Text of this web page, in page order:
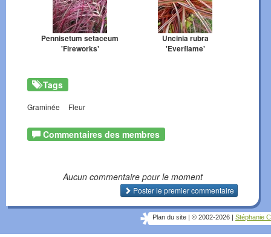
Pennisetum setaceum
'Fireworks'
Uncinia rubra
'Everflame'
Tags
Graminée Fleur
Commentaires des membres
Aucun commentaire pour le moment
Poster le premier commentaire
Plan du site © 2002-2026 Stéphanie C